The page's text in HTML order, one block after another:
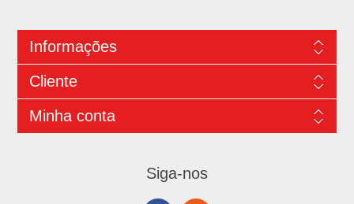
Informações
Cliente
Minha conta
Siga-nos